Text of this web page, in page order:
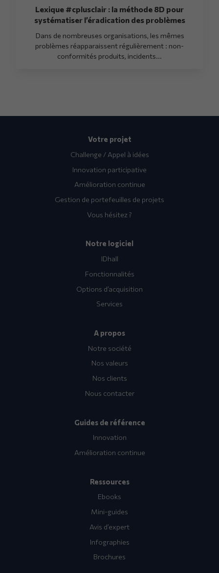
Lexique #cplusclair : la méthode 8D pour
systématiser l’éradication des problèmes
Dans de nombreuses organisations, les mêmes
problèmes réapparaissent régulièrement : non-
conformités produits, incidents...
Votre projet
Challenge / Appel à idées
Innovation participative
Amélioration continue
Gestion de portefeuilles de projets
Vous hésitez ?
Notre logiciel
IDhall
Fonctionnalités
Options d’acquisition
Services
A propos
Notre société
Nos valeurs
Nos clients
Nous contacter
Guides de référence
Innovation
Amélioration continue
Ressources
Ebooks
Mini-guides
Avis d’expert
Infographies
Brochures